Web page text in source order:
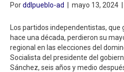
Porddlpueblo-ad | mayo 13, 2024 |
Los partidos independentistas, que
hace una década, perdieron su
regional en las elecciones del
Socialista del presidente del
Sánchez, seis años y medio